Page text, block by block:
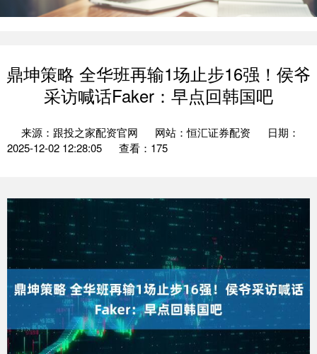
鼎坤策略 全华班再输1场止步16强！侯爷
采访喊话Faker：早点回韩国吧
来源：跟投之家配资官网 网站：恒汇证券配资
日期：
2025-12-02 12:28:05
查看：175